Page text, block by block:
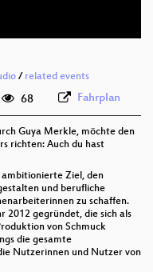
/ related events
68 Fahrplan
Guya Merkle, möchte den
richten: Auch du hast
ambitionierte Ziel, den
und berufliche
zu schaffen.
2012 gegründet, die sich als
von Schmuck
die gesamte
Nutzerinnen und Nutzer von